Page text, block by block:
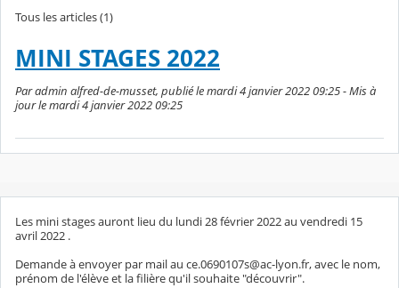
Tous les articles (1)
MINI STAGES 2022
Par admin alfred-de-musset, publié le mardi 4 janvier 2022 09:25 - Mis à
jour le mardi 4 janvier 2022 09:25
Les mini stages auront lieu du lundi 28 février 2022 au vendredi 15
avril 2022 .
Demande à envoyer par mail au ce.0690107s@ac-lyon.fr, avec le nom,
prénom de l'élève et la filière qu'il souhaite "découvrir".